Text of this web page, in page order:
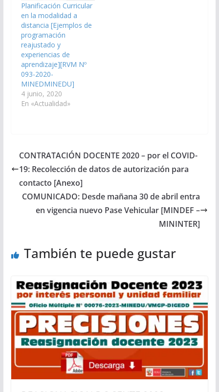
Planificación Curricular
en la modalidad a
distancia [Ejemplos de
programación
reajustado y
experiencias de
aprendizaje][RVM Nº
093-2020-
MINEDMINEDU]
4 junio, 2020
En «Actualidad»
CONTRATACIÓN DOCENTE 2020 – por el COVID-
19: Recolección de datos de autorización para
contacto [Anexo]
COMUNICADO: Desde mañana 30 de abril entra
en vigencia nuevo Pase Vehicular [MINDEF –
MININTER]
También te puede gustar